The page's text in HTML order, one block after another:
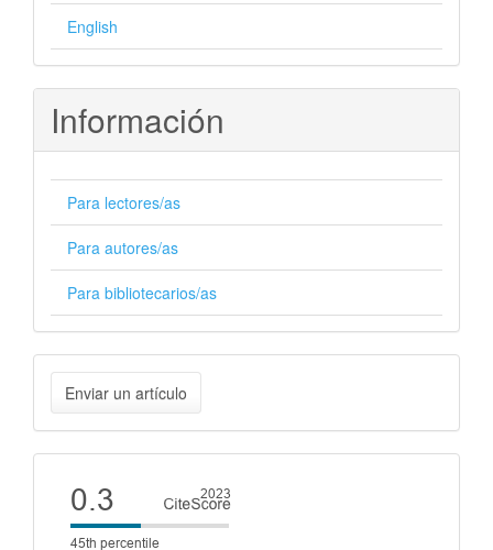
English
Información
Para lectores/as
Para autores/as
Para bibliotecarios/as
Enviar
un
artículo
Enviar un artículo
Cite
score